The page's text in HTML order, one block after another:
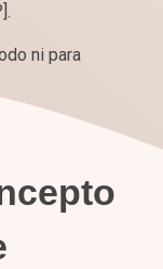
ni para